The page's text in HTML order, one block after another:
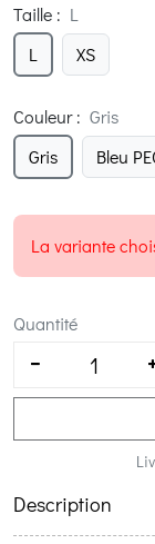
Taille : L
L
XS
Couleur : Gris
Gris
Bleu
La variante
Quantité
Description